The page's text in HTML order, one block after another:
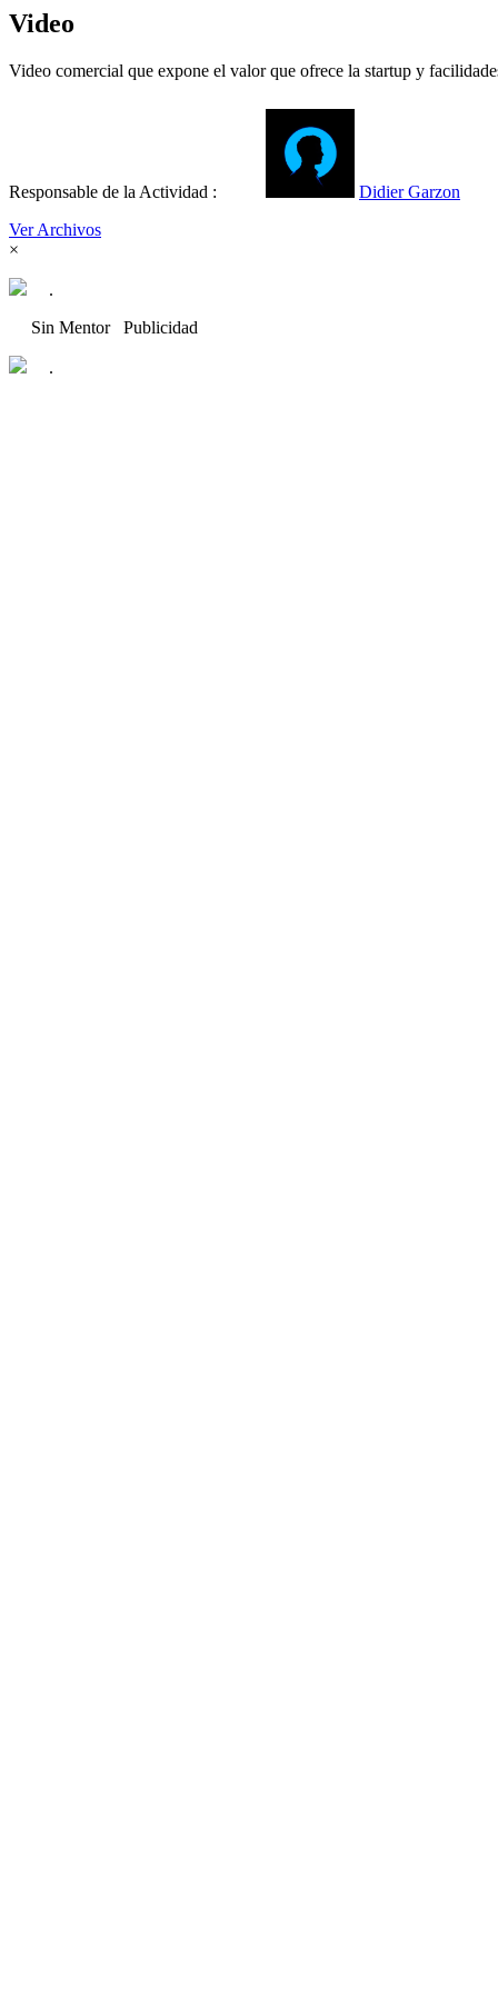
Video
Video comercial que expone el valor que ofrece la startup y
Responsable de la Actividad :
Didier Garzon
Ver Archivos
×
.
Sin Mentor Publicidad
.